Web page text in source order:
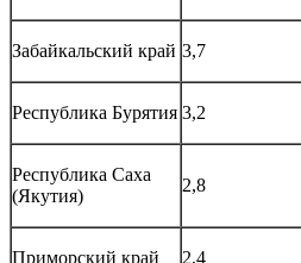
Забайкальский край 3,7
Республика Бурятия 3,2
Республика Саха
(Якутия)
2,8
Приморский край 2,4